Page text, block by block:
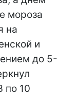
мороза
на
и
до 5-
по 10